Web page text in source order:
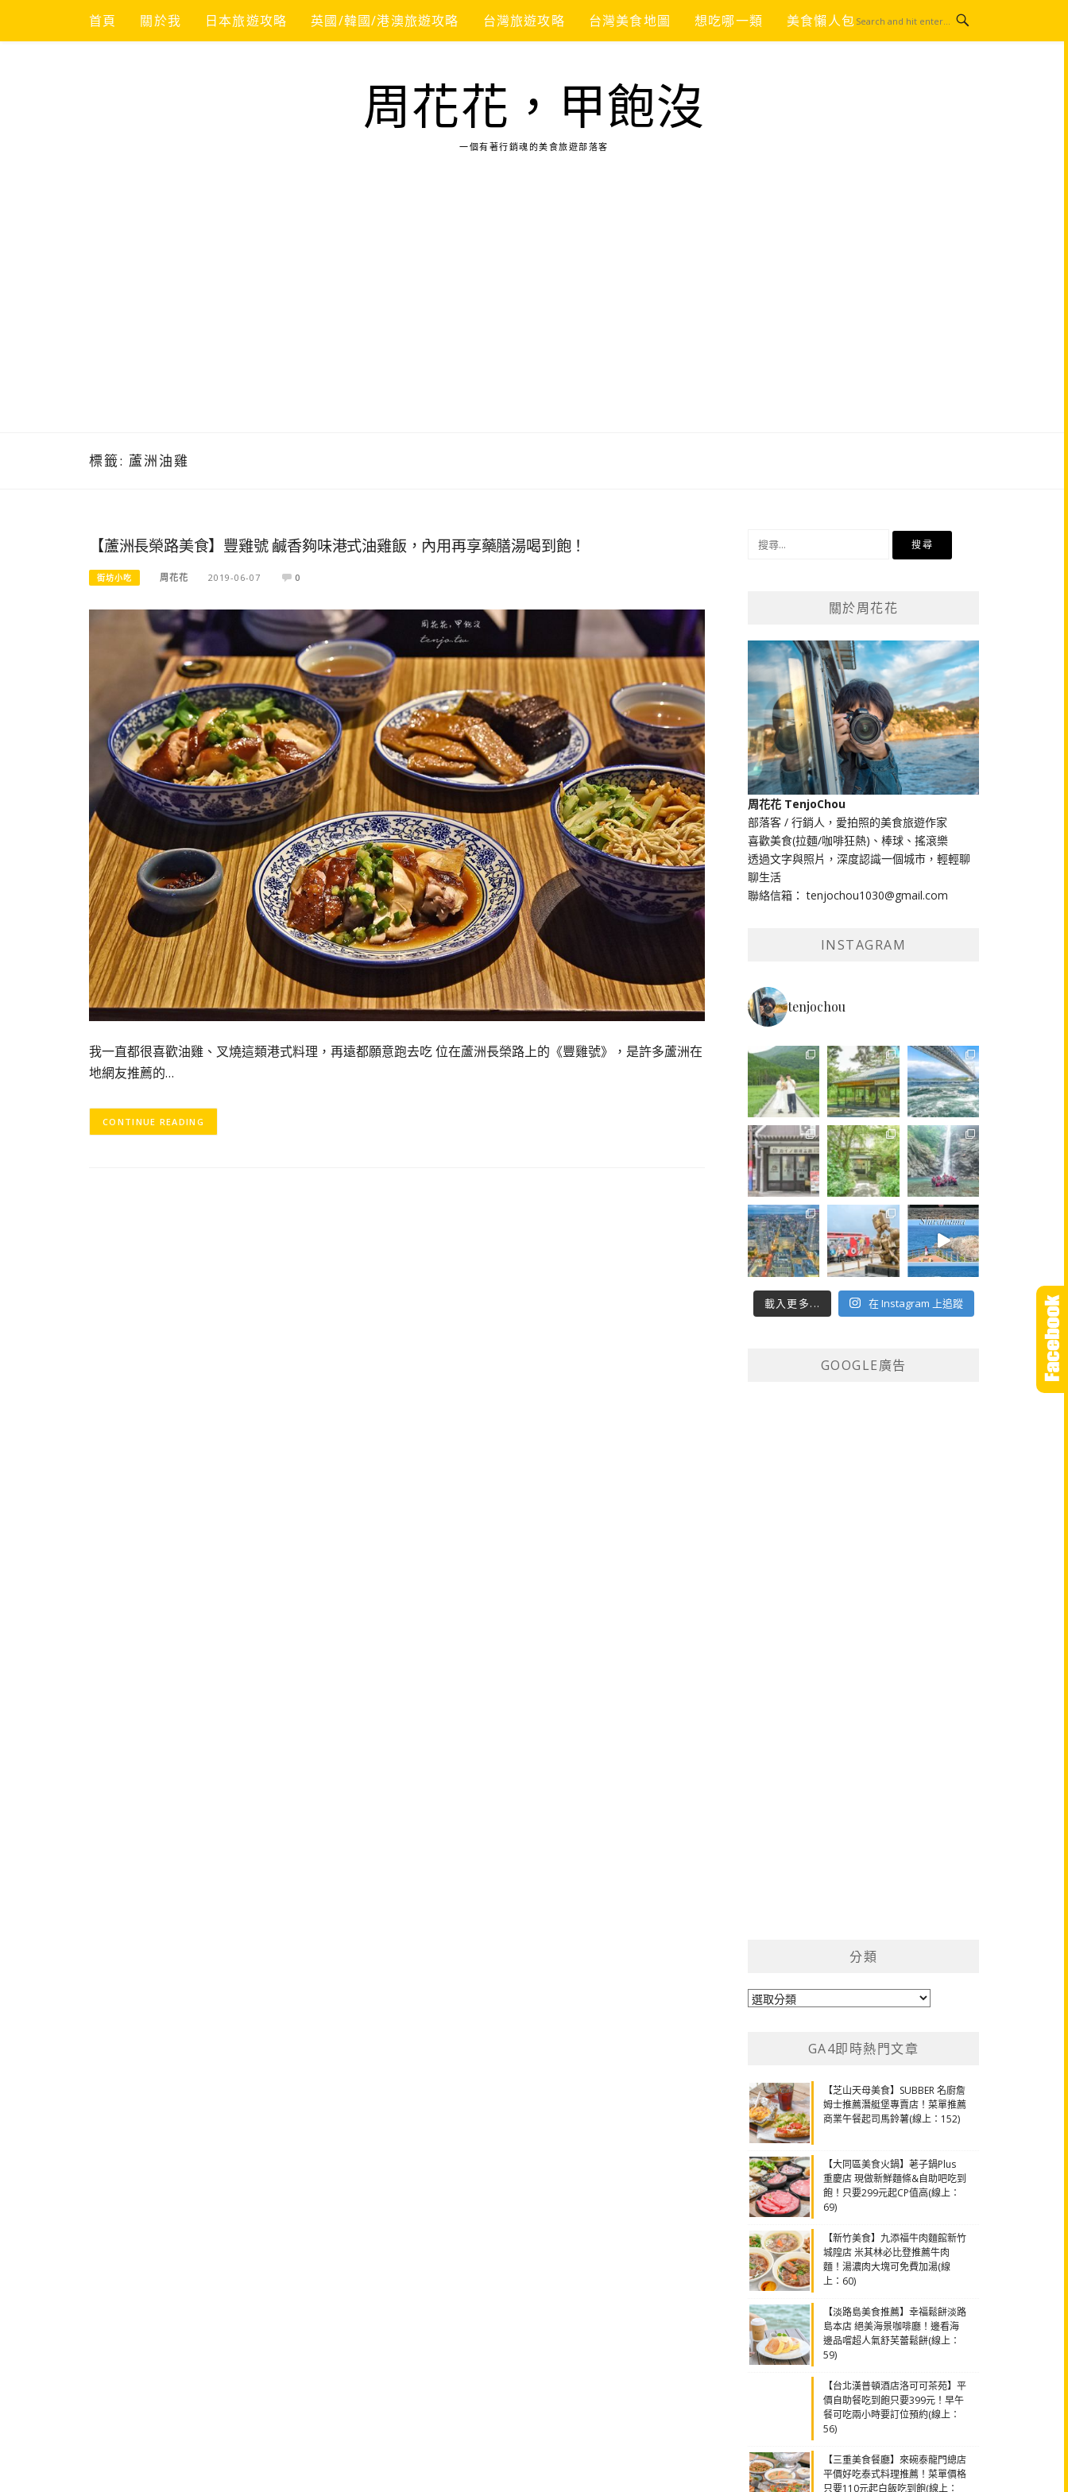
content
首頁 關於我 日本旅遊攻略 英國/韓國/港澳旅遊攻略 台灣旅遊攻略 台灣美食地圖 想吃哪一類 美食懶人包
周花花，甲飽沒
一個有著行銷魂的美食旅遊部落客
標籤: 蘆洲油雞
【蘆洲長榮路美食】豐雞號 鹹香夠味港式油雞飯，內用再享藥膳湯喝到飽！
街坊小吃 周花花 2019-06-07 0
我一直都很喜歡油雞、叉燒這類港式料理，再遠都願意跑去吃 位在蘆洲長榮路上的《豐雞號》，是許多蘆洲在
地網友推薦的…
CONTINUE READING
關於周花花
周花花 TenjoChou
部落客 / 行銷人，愛拍照的美食旅遊作家
喜歡美食(拉麵/咖啡狂熱)、棒球、搖滾樂
透過文字與照片，深度認識一個城市，輕輕聊
聊生活
聯絡信箱： tenjochou1030@gmail.com
INSTAGRAM
tenjochou
載入更多... 在 Instagram 上追蹤
GOOGLE廣告
分類
分
GA4即時熱門文章
【芝山天母美食】SUBBER 名廚詹
姆士推薦潛艇堡專賣店！菜單推薦
商業午餐起司馬鈴薯(線上：152)
【大同區美食火鍋】荖子鍋Plus
重慶店 現做新鮮麵條&自助吧吃到
飽！只要299元起CP值高(線上：
69)
【新竹美食】九添福牛肉麵館新竹
城隍店 米其林必比登推薦牛肉
麵！湯濃肉大塊可免費加湯(線
上：60)
【淡路島美食推薦】幸福鬆餅淡路
島本店 絕美海景咖啡廳！邊看海
邊品嚐超人氣舒芙蕾鬆餅(線上：
59)
【台北漢普頓酒店洛可可茶苑】平
價自助餐吃到飽只要399元！早午
餐可吃兩小時要訂位預約(線上：
56)
【三重美食餐廳】來碗泰龍門總店
平價好吃泰式料理推薦！菜單價格
只要110元起白飯吃到飽(線上：